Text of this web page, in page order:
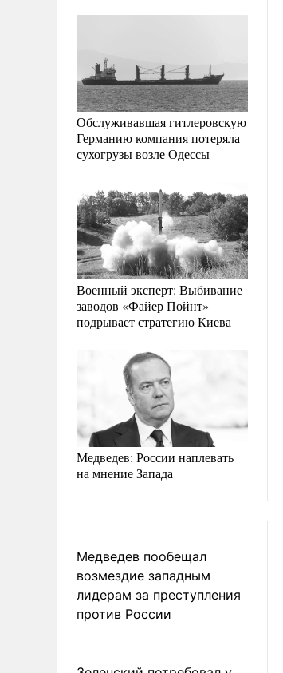
Обслуживавшая гитлеровскую
Германию компания потеряла
сухогрузы возле Одессы
Военный эксперт: Выбивание
заводов «Файер Пойнт»
подрывает стратегию Киева
Медведев: России наплевать
на мнение Запада
Медведев пообещал
возмездие западным
лидерам за преступления
против России